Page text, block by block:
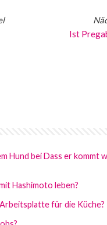
Ist
Hund bei Dass er kommt
Hashimoto leben?
für die Küche?